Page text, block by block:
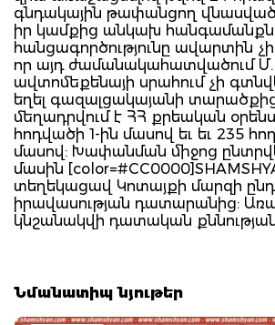
գնդակային թափանցող
իր կամքից անկախ
հանցագործությունը ավարտին
որ այդ ժամանակահատվածում
ավտոմեքենայի սրահում չի
եղել գազալցակայանի
մեղադրվում է ՀՀ քրեական
հոդվածի 1-ին մասով եւ եւ 235
մասով: Խափանման միջոց
մասին
տեղեկացավ Կոտայքի մարզի
իրավասության դատարանից:
կնշանակվի դատական
Նմանատիպ նյութեր